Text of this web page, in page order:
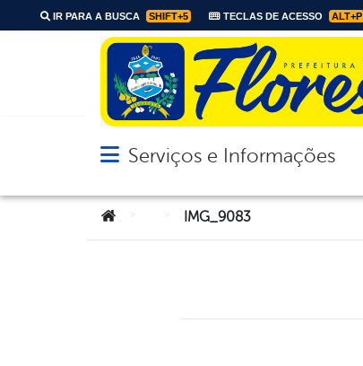
IR PARA A BUSCA SHIFT+5 TECLAS DE ACESSO ALT+P
Abrir menu principal de navegação
Serviços e Informações
Você está aqui:IMG_9083